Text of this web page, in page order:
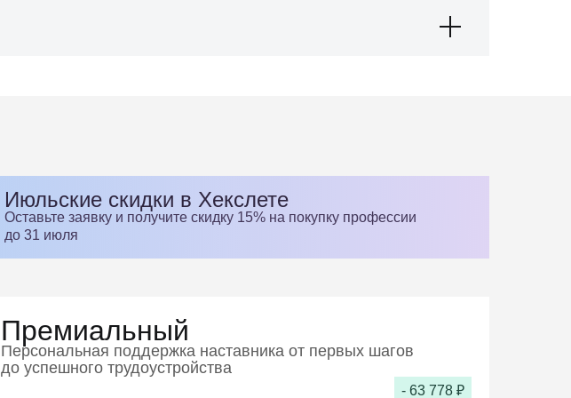
Июльские скидки в Хекслете
Оставьте заявку и получите скидку 15% на покупку профессии
до 31 июля
Премиальный
Персональная поддержка наставника от первых шагов
до успешного трудоустройства
- 63 778 ₽